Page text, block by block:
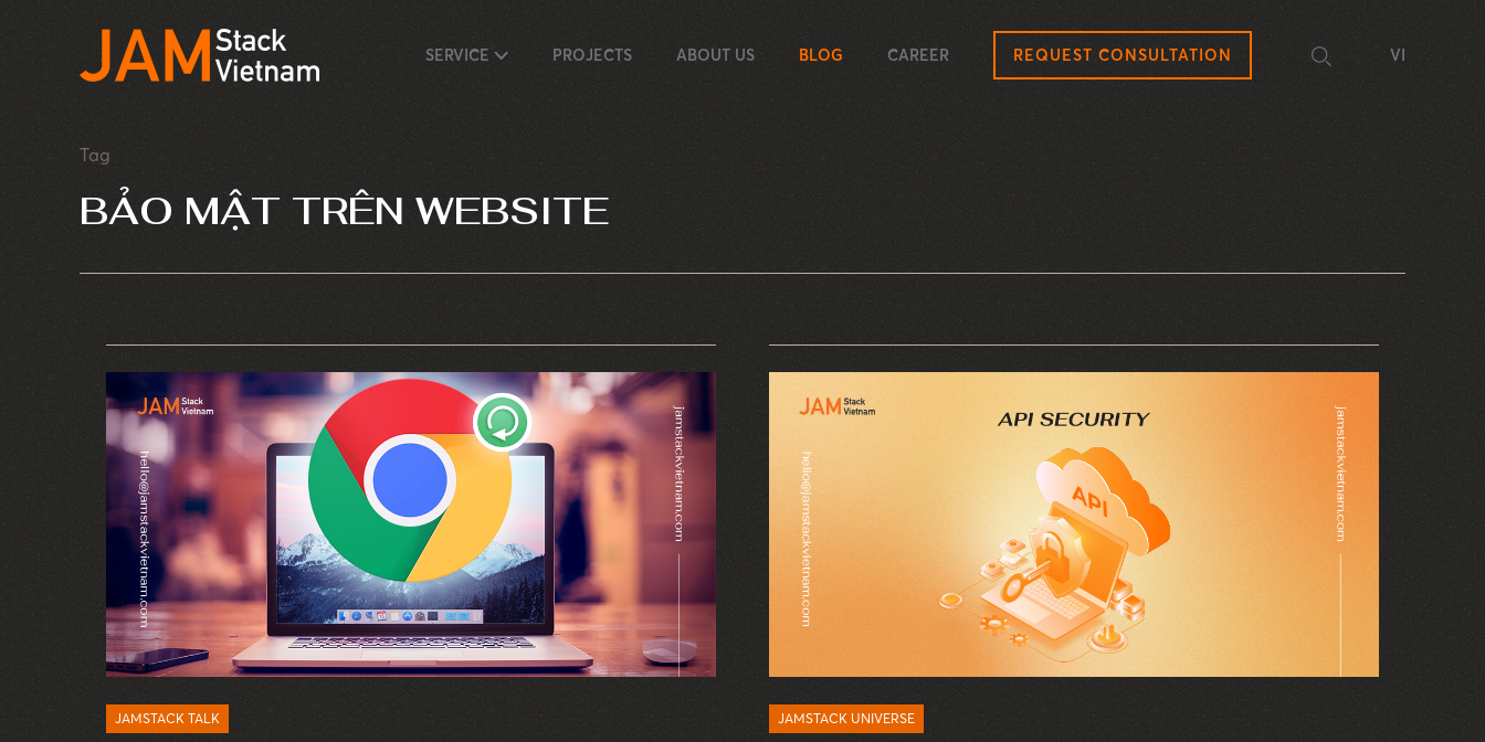
SERVICE PROJECTS ABOUT US BLOG CAREER REQUEST CONSULTATION VI
Tag
BẢO MẬT TRÊN WEBSITE
JAMSTACK TALK JAMSTACK UNIVERSE